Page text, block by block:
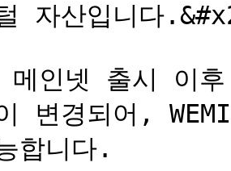
자산입니다
메인넷 출시 이
변경되어,
합니다.